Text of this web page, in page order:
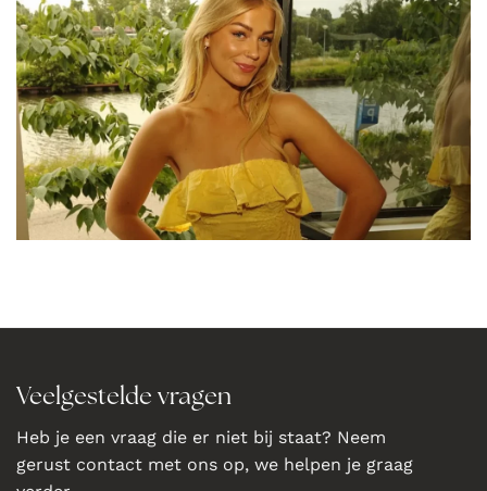
Veelgestelde vragen
Heb je een vraag die er niet bij staat? Neem
gerust contact met ons op, we helpen je graag